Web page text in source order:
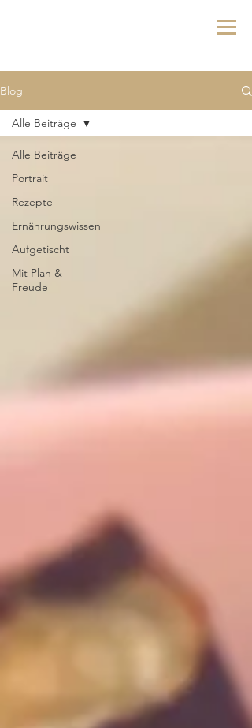
Blog
Alle Beiträge
Portrait
Rezepte
Ernährungswissen
Aufgetischt
Mit Plan &
Freude
Alle Beiträge